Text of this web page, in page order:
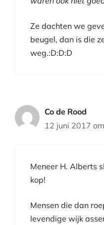
Ze dachten we
beugel, dan is die
weg.:D:D:D
Co de Rood
12 juni 2017
Meneer H. Alberts
kop!
Mensen die dan
levendige wijk